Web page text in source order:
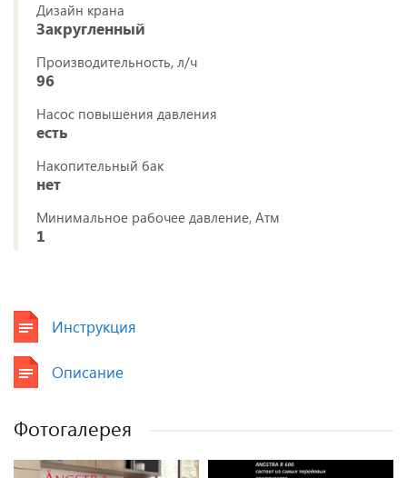
Дизайн крана
Закругленный
Производительность, л/ч
96
Насос повышения давления
есть
Накопительный бак
нет
Минимальное рабочее давление, Атм
1
Инструкция
Описание
Фотогалерея